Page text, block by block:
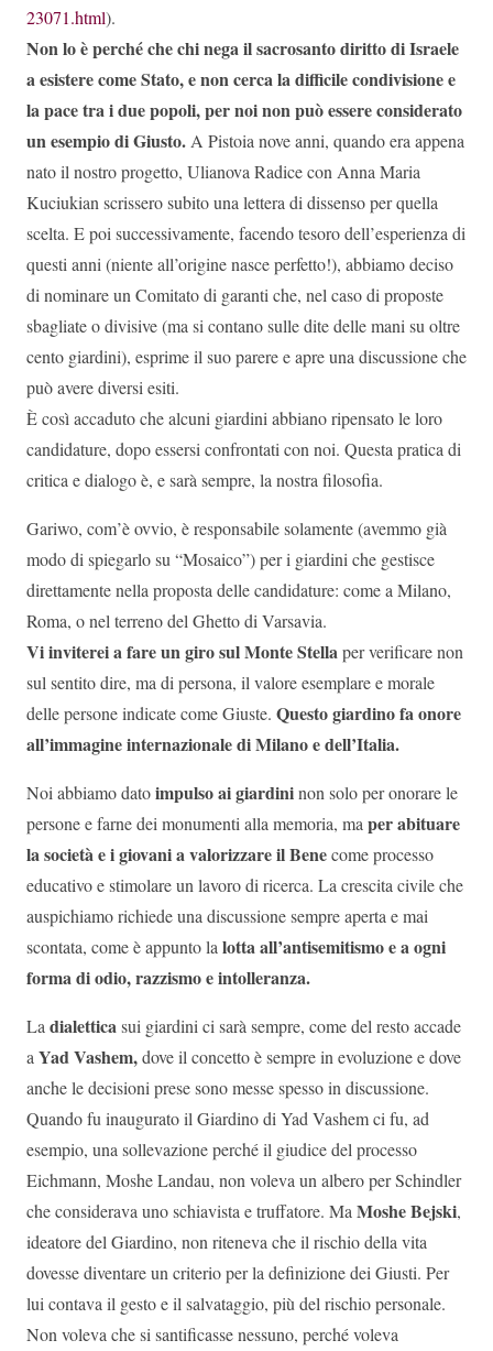
23071.html).
Non lo è perché che chi nega il sacrosanto diritto di Israele
a esistere come Stato, e non cerca la difficile condivisione e
la pace tra i due popoli, per noi non può essere considerato
un esempio di Giusto.A Pistoia nove anni, quando era appena
nato il nostro progetto, Ulianova Radice con Anna Maria
Kuciukian scrissero subito una lettera di dissenso per quella
scelta. E poi successivamente, facendo tesoro dell’esperienza di
questi anni (niente all’origine nasce perfetto!), abbiamo deciso
di nominare un Comitato di garanti che, nel caso di proposte
sbagliate o divisive (ma si contano sulle dite delle mani su oltre
cento giardini), esprime il suo parere e apre una discussione che
può avere diversi esiti.
È così accaduto che alcuni giardini abbiano ripensato le loro
candidature, dopo essersi confrontati con noi. Questa pratica di
critica e dialogo è, e sarà sempre, la nostra filosofia.
Gariwo, com’è ovvio, è responsabile solamente (avemmo già
modo di spiegarlo su “Mosaico”) per i giardini che gestisce
direttamente nella proposta delle candidature: come a Milano,
Roma, o nel terreno del Ghetto di Varsavia.
Vi inviterei a fare un giro sul Monte Stellaper verificare non
sul sentito dire, ma di persona, il valore esemplare e morale
delle persone indicate come Giuste. Questo giardino fa onore
all’immagine internazionale di Milano e dell’Italia.
Noi abbiamo datoimpulso ai giardininon solo per onorare le
persone e farne dei monumenti alla memoria, maper abituare
la società e i giovani a valorizzare il Benecome processo
educativo e stimolare un lavoro di ricerca. La crescita civile che
auspichiamo richiede una discussione sempre aperta e mai
scontata, come è appunto lalotta all’antisemitismo e a ogni
forma di odio, razzismo e intolleranza.
Ladialetticasui giardini ci sarà sempre, come del resto accade
aYad Vashem,dove il concetto è sempre in evoluzione e dove
anche le decisioni prese sono messe spesso in discussione.
Quando fu inaugurato il Giardino di Yad Vashem ci fu, ad
esempio, una sollevazione perché il giudice del processo
Eichmann, Moshe Landau, non voleva un albero per Schindler
che considerava uno schiavista e truffatore. MaMoshe Bejski,
ideatore del Giardino, non riteneva che il rischio della vita
dovesse diventare un criterio per la definizione dei Giusti. Per
lui contava il gesto e il salvataggio, più del rischio personale.
Non voleva che si santificasse nessuno, perché voleva